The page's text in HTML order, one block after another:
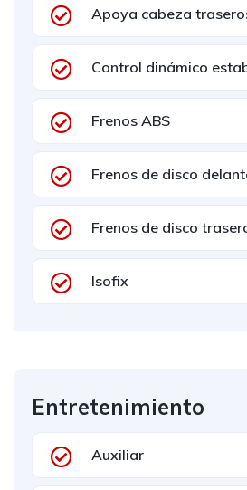
Apoya cabeza
Control dinámico
Frenos ABS
Frenos de disco
Frenos de disco
Isofix
Entretenimiento
Auxiliar